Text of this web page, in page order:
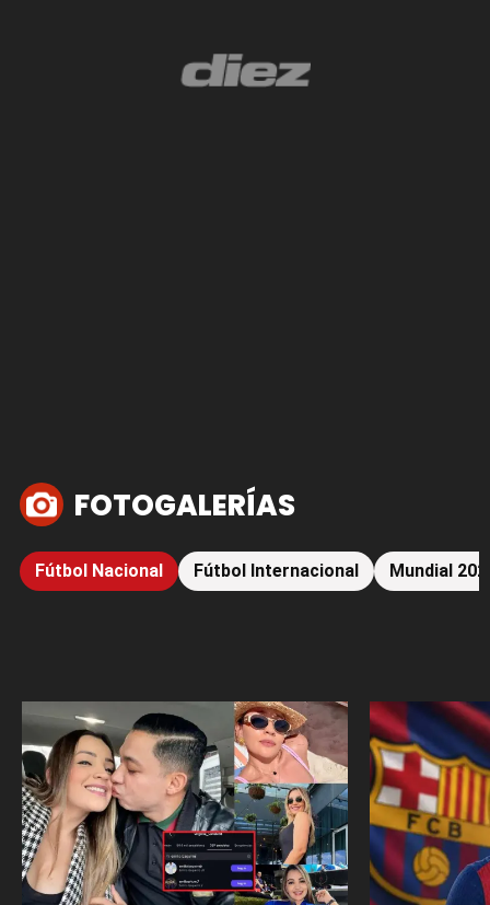
FOTOGALERÍAS
Fútbol Nacional Fútbol Internacional Mundial